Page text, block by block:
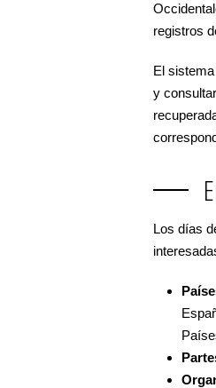
registros
El
y
Los días